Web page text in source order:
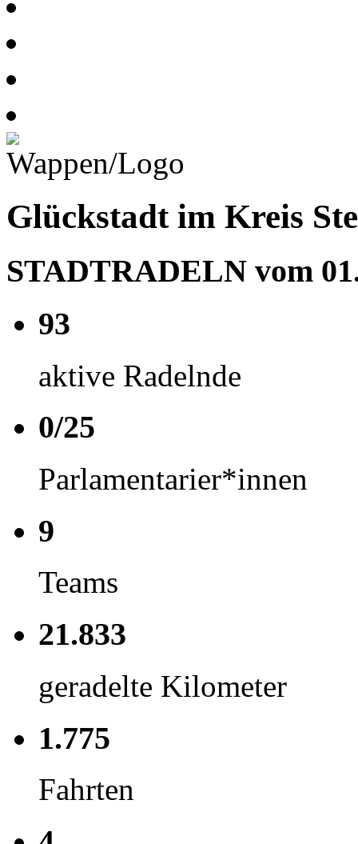
Glückstadt im Kreis
STADTRADELN vom
93
aktive Radelnde
0/25
Parlamentarier*innen
9
Teams
21.833
geradelte Kilometer
1.775
Fahrten